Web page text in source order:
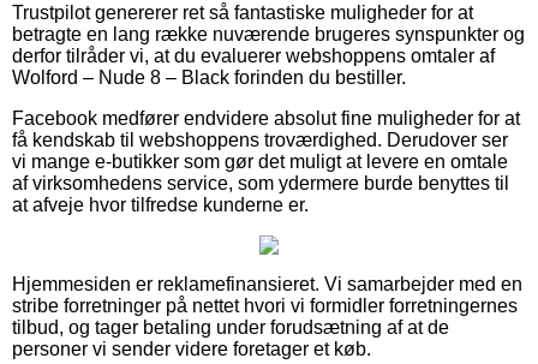
Trustpilot genererer ret så fantastiske muligheder for at
betragte en lang række nuværende brugeres synspunkter og
derfor tilråder vi, at du evaluerer webshoppens omtaler af
Wolford – Nude 8 – Black forinden du bestiller.
Facebook medfører endvidere absolut fine muligheder for at
få kendskab til webshoppens troværdighed. Derudover ser
vi mange e-butikker som gør det muligt at levere en omtale
af virksomhedens service, som ydermere burde benyttes til
at afveje hvor tilfredse kunderne er.
Hjemmesiden er reklamefinansieret. Vi samarbejder med en
stribe forretninger på nettet hvori vi formidler forretningernes
tilbud, og tager betaling under forudsætning af at de
personer vi sender videre foretager et køb.